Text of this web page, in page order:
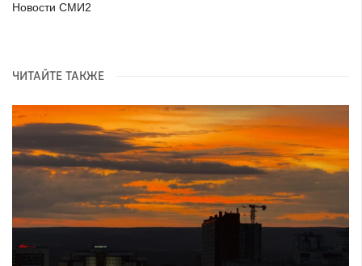
Новости СМИ2
ЧИТАЙТЕ ТАКЖЕ